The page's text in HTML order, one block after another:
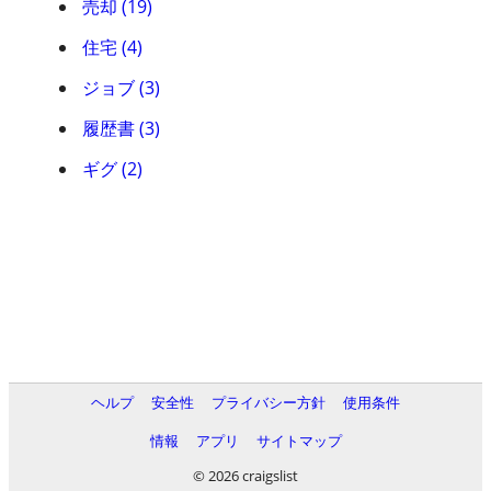
売却 (19)
住宅 (4)
ジョブ (3)
履歴書 (3)
ギグ (2)
ヘルプ 安全性 プライバシー方針
使用条件
情報
アプリ
サイトマップ
© 2026 craigslist